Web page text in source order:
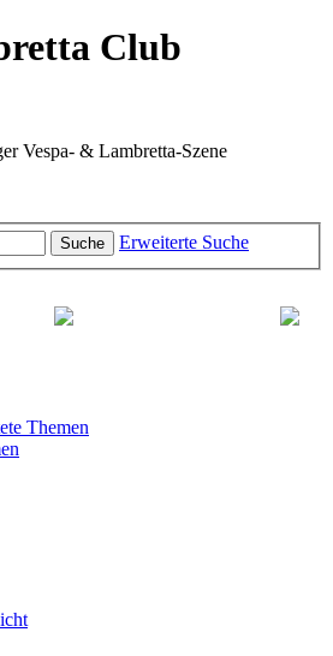
Club
Vespa- & Lambretta-Szene
Suche Erweiterte Suche
Themen